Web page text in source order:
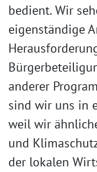
bedient. Wir
eigenständige
anderer
sind wir uns in
weil wir
und
der lokalen